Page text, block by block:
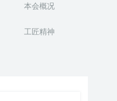
本会概况
工匠精神